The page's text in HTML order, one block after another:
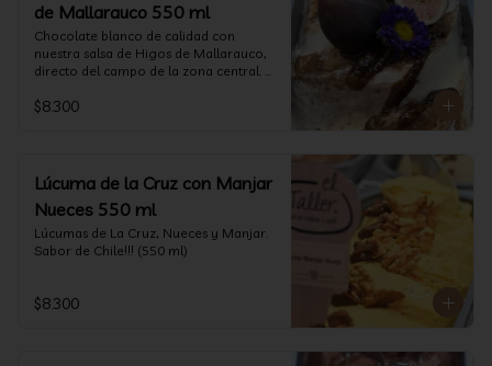
de Mallarauco 550 ml
Chocolate blanco de calidad con
nuestra salsa de Higos de Mallarauco,
directo del campo de la zona central.
$8.300
Lúcuma de la Cruz con Manjar
Nueces 550 ml
Lúcumas de La Cruz, Nueces y Manjar.
Sabor de Chile!!! (550 ml)
$8.300